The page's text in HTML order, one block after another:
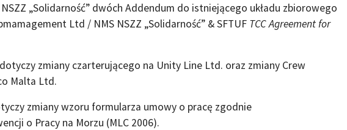
„Solidarność” dwóch Addendum do istniejącego układu zbiorowego
Ltd / NMS NSZZ „Solidarność” & SFTUF TCC Agreement for
zmiany czarterującego na Unity Line Ltd. oraz zmiany Crew
Malta Ltd.
zmiany wzoru formularza umowy o pracę zgodnie
o Pracy na Morzu (MLC 2006).